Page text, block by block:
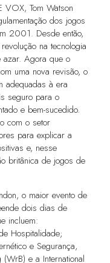
Tom Watson
dos jogos
2001. Desde então,
na tecnologia
Agora que o
uma nova revisão, o
adequadas à era
seguro para o
e bem-sucedido.
com o setor
para explicar a
e, nesse
britânica de jogos de
o maior evento de
dois dias de
incluem:
Hospitalidade;
e Segurança,
e a International